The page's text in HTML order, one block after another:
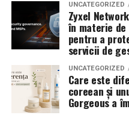
UNCATEGORIZED
Zyxel
în materie
pentru a
servicii de
UNCATEGORIZED
Care este
coreean și
Gorgeous a